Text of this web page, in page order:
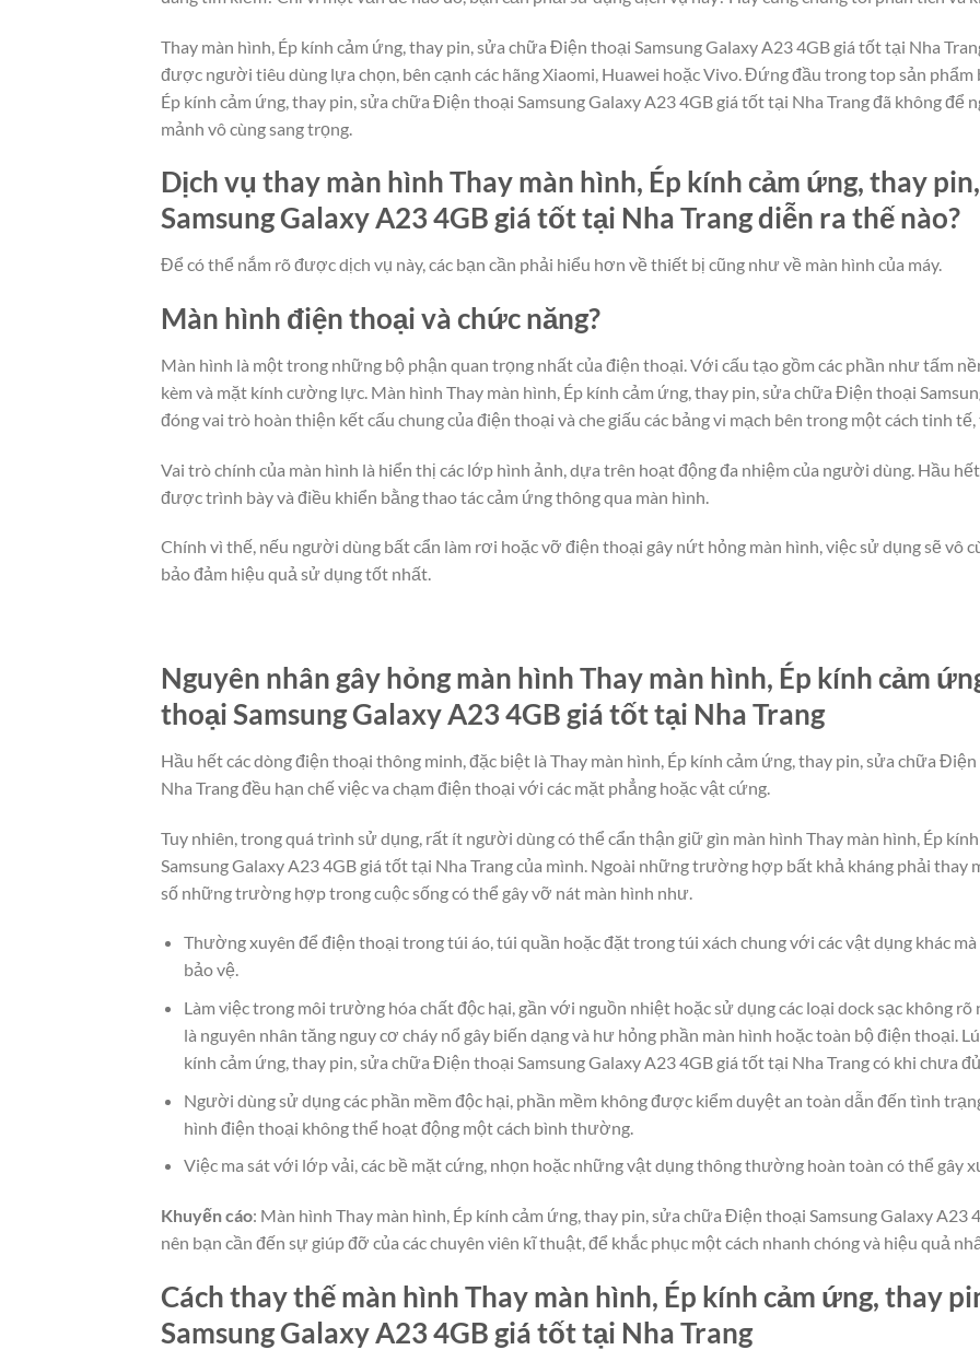
Thay màn hình, Ép kính cảm ứng, thay pin, sửa chữa Điện thoại Samsung Galaxy A23 4GB giá tốt tại Nha
được người tiêu dùng lựa chọn, bên cạnh các hãng Xiaomi, Huawei hoặc Vivo. Đứng đầu trong top sản phẩm
Ép kính cảm ứng, thay pin, sửa chữa Điện thoại Samsung Galaxy A23 4GB giá tốt tại Nha Trang đã không
mảnh vô cùng sang trọng.
Dịch vụ thay màn hình Thay màn hình, Ép kính cảm ứng, thay
Samsung Galaxy A23 4GB giá tốt tại Nha Trang diễn ra thế nào?
Để có thể nắm rõ được dịch vụ này, các bạn cần phải hiểu hơn về thiết bị cũng như về màn hình của máy.
Màn hình điện thoại và chức năng?
Màn hình là một trong những bộ phận quan trọng nhất của điện thoại. Với cấu tạo gồm các phần như tấm
kèm và mặt kính cường lực. Màn hình Thay màn hình, Ép kính cảm ứng, thay pin, sửa chữa Điện thoại
đóng vai trò hoàn thiện kết cấu chung của điện thoại và che giấu các bảng vi mạch bên trong một cách tinh
Vai trò chính của màn hình là hiển thị các lớp hình ảnh, dựa trên hoạt động đa nhiệm của người dùng. Hầu
được trình bày và điều khiển bằng thao tác cảm ứng thông qua màn hình.
Chính vì thế, nếu người dùng bất cẩn làm rơi hoặc vỡ điện thoại gây nứt hỏng màn hình, việc sử dụng sẽ vô
bảo đảm hiệu quả sử dụng tốt nhất.
Nguyên nhân gây hỏng màn hình Thay màn hình, Ép kính cảm
thoại Samsung Galaxy A23 4GB giá tốt tại Nha Trang
Hầu hết các dòng điện thoại thông minh, đặc biệt là Thay màn hình, Ép kính cảm ứng, thay pin, sửa chữa
Nha Trang đều hạn chế việc va chạm điện thoại với các mặt phẳng hoặc vật cứng.
Tuy nhiên, trong quá trình sử dụng, rất ít người dùng có thể cẩn thận giữ gìn màn hình Thay màn hình, Ép
Samsung Galaxy A23 4GB giá tốt tại Nha Trang của mình. Ngoài những trường hợp bất khả kháng phải
số những trường hợp trong cuộc sống có thể gây vỡ nát màn hình như.
Thường xuyên để điện thoại trong túi áo, túi quần hoặc đặt trong túi xách chung với các vật dụng khác
bảo vệ.
Làm việc trong môi trường hóa chất độc hại, gần với nguồn nhiệt hoặc sử dụng các loại dock sạc không rõ
là nguyên nhân tăng nguy cơ cháy nổ gây biến dạng và hư hỏng phần màn hình hoặc toàn bộ điện thoại.
kính cảm ứng, thay pin, sửa chữa Điện thoại Samsung Galaxy A23 4GB giá tốt tại Nha Trang có khi chưa đủ
Người dùng sử dụng các phần mềm độc hại, phần mềm không được kiểm duyệt an toàn dẫn đến tình
hình điện thoại không thể hoạt động một cách bình thường.
Việc ma sát với lớp vải, các bề mặt cứng, nhọn hoặc những vật dụng thông thường hoàn toàn có thể gây
Khuyến cáo: Màn hình Thay màn hình, Ép kính cảm ứng, thay pin, sửa chữa Điện thoại Samsung Galaxy
nên bạn cần đến sự giúp đỡ của các chuyên viên kĩ thuật, để khắc phục một cách nhanh chóng và hiệu quả
Cách thay thế màn hình Thay màn hình, Ép kính cảm ứng, thay
Samsung Galaxy A23 4GB giá tốt tại Nha Trang